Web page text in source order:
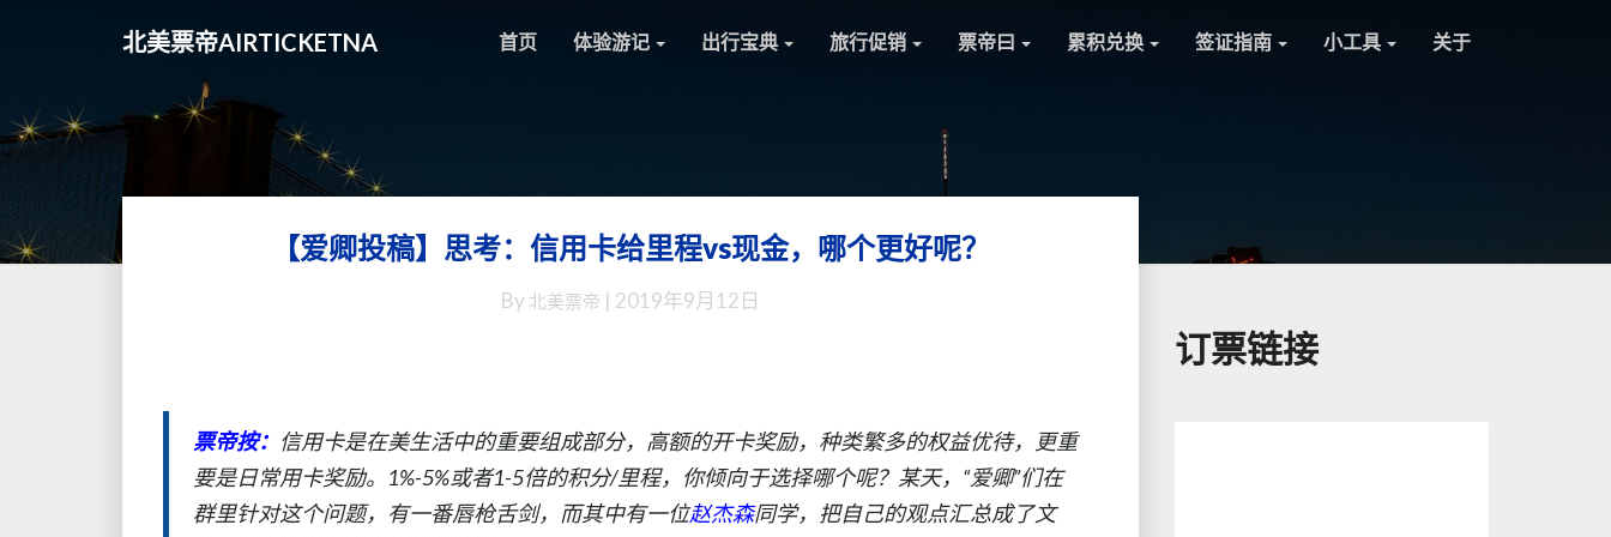
北美票帝AIRTICKETNA 首页 体验游记 出行宝典 旅行促销 票帝曰 累积兑换 签证指南 小工具 关于
【爱
投
用
卡
给
【爱卿投稿】思考：信用卡给里程vs现金，哪个更好呢？
By 北美票帝 2019年9月12日
票帝按： 信用卡是在美生活中的重要组成部分，高额的开卡奖励，种类繁多的权益优待，更重
要是日常用卡奖励。1%-5%或者1-5倍的积分/里程，你倾向于选择哪个呢？某天，“爱卿”们在
群里针对这个问题，有一番唇枪舌剑，而其中有一位赵杰森同学，把自己的观点汇总成了文
订票链接